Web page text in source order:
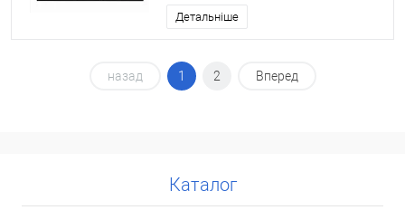
Детальніше
назад 1 2 Вперед
Каталог